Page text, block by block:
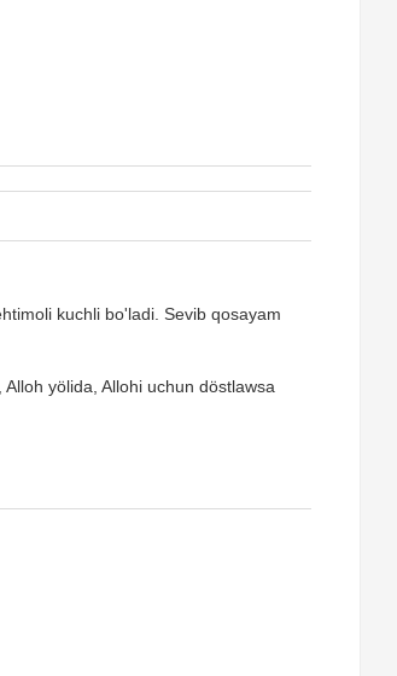
kuchli bo'ladi. Sevib qosayam
yölida, Allohi uchun döstlawsa